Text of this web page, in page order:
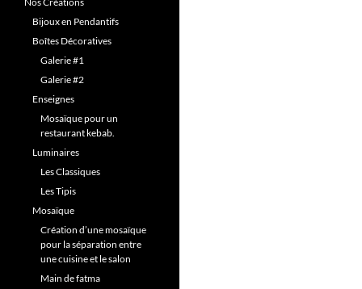
Bijoux en Pendantifs
Boîtes Décoratives
Galerie #1
Galerie #2
Enseignes
Mosaïque pour un
restaurant kebab.
Luminaires
Les Classiques
Les Tipis
Mosaïque
Création d’une mosaïque
pour la séparation entre
une cuisine et le salon
Main de fatma